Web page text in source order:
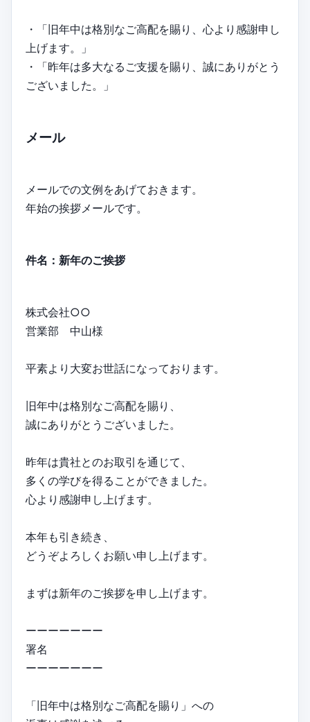
・「旧年中は格別なご高配を賜り、心より感謝申し
上げます。」
・「昨年は多大なるご支援を賜り、誠にありがとう
ございました。」
メール
メールでの文例をあげておきます。
年始の挨拶メールです。
件名：新年のご挨拶
株式会社○○
営業部 中山様
平素より大変お世話になっております。
旧年中は格別なご高配を賜り、
誠にありがとうございました。
昨年は貴社とのお取引を通じて、
多くの学びを得ることができました。
心より感謝申し上げます。
本年も引き続き、
どうぞよろしくお願い申し上げます。
まずは新年のご挨拶を申し上げます。
ーーーーーーー
署名
ーーーーーーー
「旧年中は格別なご高配を賜り」への